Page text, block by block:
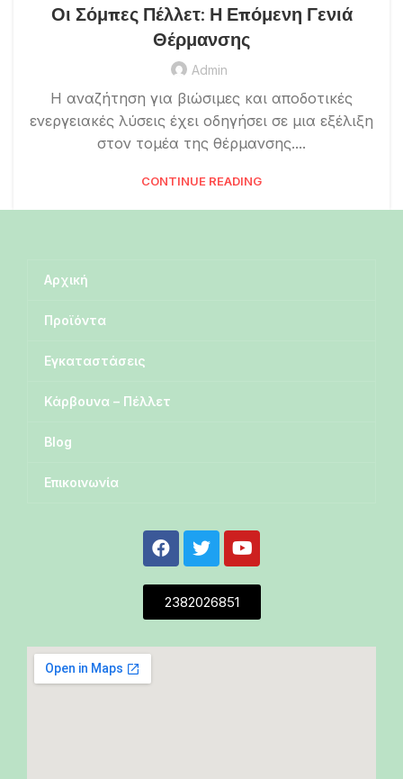
Οι Σόμπες Πέλλετ: Η Επόμενη Γενιά
Θέρμανσης
Admin
Η αναζήτηση για βιώσιμες και αποδοτικές
ενεργειακές λύσεις έχει οδηγήσει σε μια εξέλιξη
στον τομέα της θέρμανσης....
CONTINUE READING
Αρχική
Προϊόντα
Εγκαταστάσεις
Κάρβουνα – Πέλλετ
Blog
Επικοινωνία
2382026851